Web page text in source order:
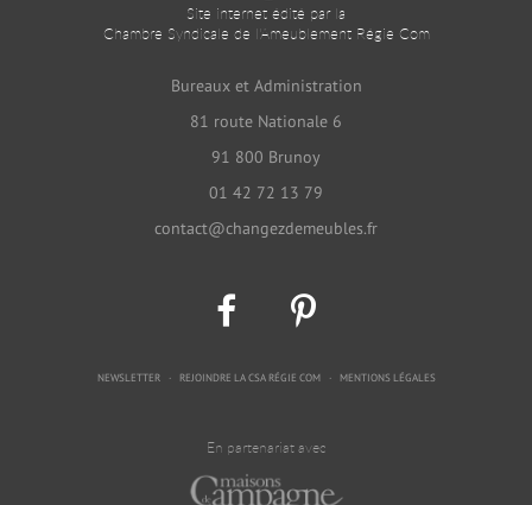
Site internet édité par la
Chambre Syndicale de l'Ameublement Régie Com
Bureaux et Administration
81 route Nationale 6
91 800 Brunoy
01 42 72 13 79
contact@changezdemeubles.fr
NEWSLETTER REJOINDRE LA CSA RÉGIE COM MENTIONS LÉGALES
En partenariat avec